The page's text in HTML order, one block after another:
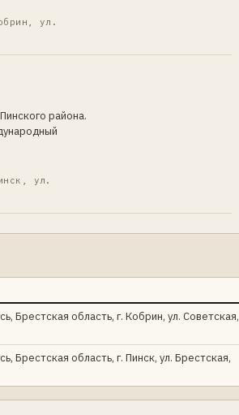
ул.
района.
ул.
Брестская область, г. Кобрин, ул. Советская,
Брестская область, г. Пинск, ул. Брестская,